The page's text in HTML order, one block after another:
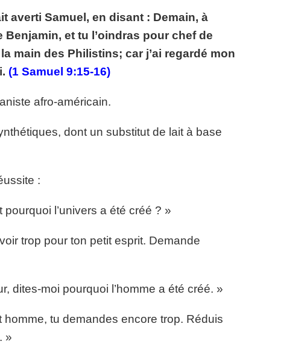
averti Samuel, en disant : Demain, à
et tu l’oindras pour chef de
main des Philistins; car j’ai regardé mon
(1 Samuel 9:15-16)
afro-américain.
dont un substitut de lait à base
:
pourquoi l’univers a été créé ? »
trop pour ton petit esprit. Demande
dites-moi pourquoi l’homme a été créé. »
tu demandes encore trop. Réduis
»